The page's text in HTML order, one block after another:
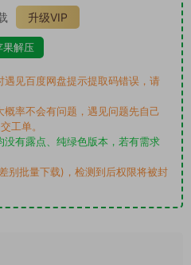
升级VIP
果解压
见百度网盘提示提取码错误，请
率不会有问题，遇见问题先自己
工单。
有露点、纯绿色版本，若有需求
批量下载)，检测到后权限将被封